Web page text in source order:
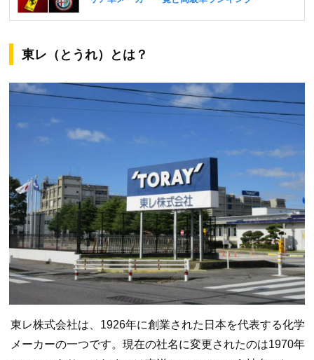
東レ（とうれ）とは？
東レ株式会社は、1926年に創業された日本を代表する化学
メーカーの一つです。現在の社名に変更されたのは1970年